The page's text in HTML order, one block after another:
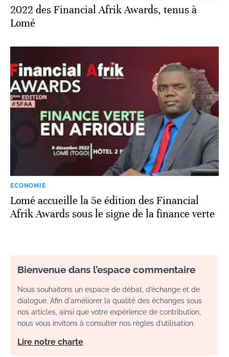
2022 des Financial Afrik Awards, tenus à
Lomé
ECONOMIE
Lomé accueille la 5e édition des Financial
Afrik Awards sous le signe de la finance verte
Bienvenue dans l’espace commentaire
Nous souhaitons un espace de débat, d’échange et de
dialogue. Afin d'améliorer la qualité des échanges sous
nos articles, ainsi que votre expérience de contribution,
nous vous invitons à consulter nos règles d’utilisation.
Lire notre charte